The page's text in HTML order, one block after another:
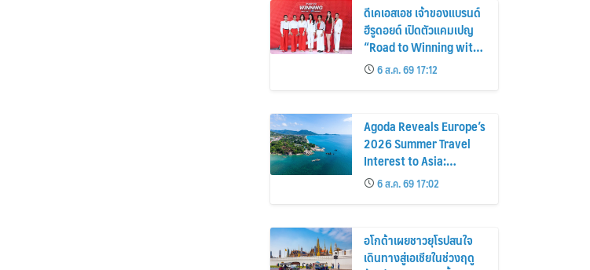
ดีเคเอสเอช เจ้าของแบรนด์
ฮีรูดอยด์ เปิดตัวแคมเปญ
“Road to Winning with
the MPS Science”
6 ส.ค. 69 17:12
Agoda Reveals Europe’s
2026 Summer Travel
Interest to Asia:
Bangkok, Koh Samui,
and Pattaya Among the
Top Cities
6 ส.ค. 69 17:02
อโกด้าเผยชาวยุโรปสนใจ
เดินทางสู่เอเชียในช่วงฤดู